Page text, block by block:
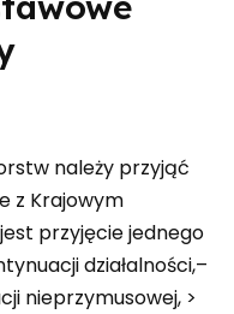
należy przyjąć
z Krajowym
przyjęcie jednego
działalności,–
nieprzymusowej, >